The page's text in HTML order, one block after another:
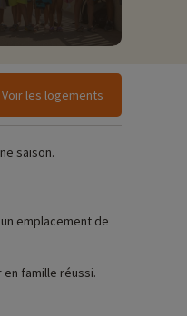
Voir les logements
saison.
emplacement de
famille réussi.